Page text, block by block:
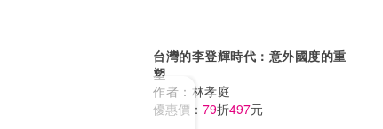
台灣的李登輝時代：意外國度的重
塑
作者： 林孝庭
優惠價： 79折497元
Previous